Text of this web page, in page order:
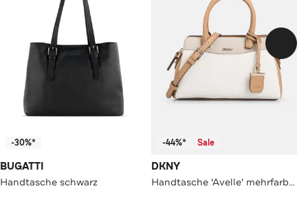
-30%*
BUGATTI
Handtasche schwarz
-44%* Sale
DKNY
Handtasche 'Avelle' mehrfarbig